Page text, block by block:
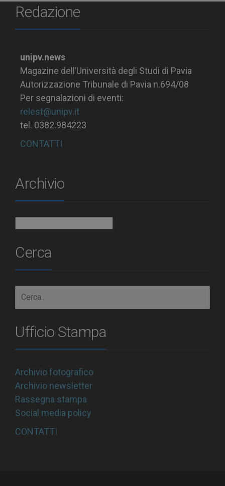
Redazione
unipv.news
Magazine dell’Università degli Studi di Pavia
Autorizzazione Tribunale di Pavia n.694/08
Per segnalazioni di eventi:
relest@unipv.it
tel. 0382.984223
CONTATTI
Archivio
Cerca
Ufficio Stampa
Archivio fotografico
Archivio newsletter
Rassegna stampa
Social media policy
CONTATTI